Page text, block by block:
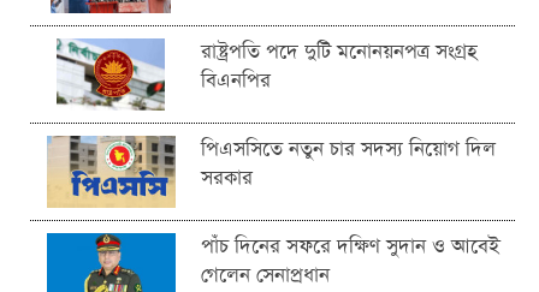
রাষ্ট্রপতি পদে দুটি মনোনয়নপত্র সংগ্রহ
বিএনপির
পিএসসিতে নতুন চার সদস্য নিয়োগ দিল
সরকার
পাঁচ দিনের সফরে দক্ষিণ সুদান ও আবেই
গেলেন সেনাপ্রধান